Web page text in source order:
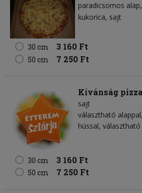
paradicsomos alap
kukorica sajt
30 cm 3 160 Ft
50 cm 7 250 Ft
Kívánság pizza
sajt
választható
hússal,
30 cm 3 160 Ft
50 cm 7 250 Ft